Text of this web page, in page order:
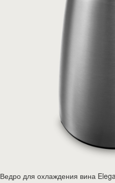
Ведро для охлаждения вина